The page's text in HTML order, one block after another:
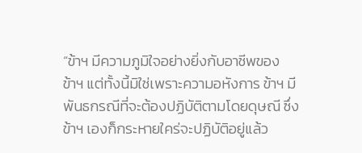
“ข้าฯ มีความภูมิใจอย่างยิ่งกับอาชีพของ
ข้าฯ แต่ทั้งนี้มิใช่เพราะความอหังการ ข้าฯ มี
พันธกรณีที่จะต้องปฏิบัติตามโดยดุษณี ซึ่ง
ข้าฯ เองก็กระหายใคร่จะปฏิบัติอยู่แล้ว